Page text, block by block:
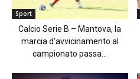
Sport
Calcio Serie B – Mantova, la
marcia d’avvicinamento al
campionato passa...